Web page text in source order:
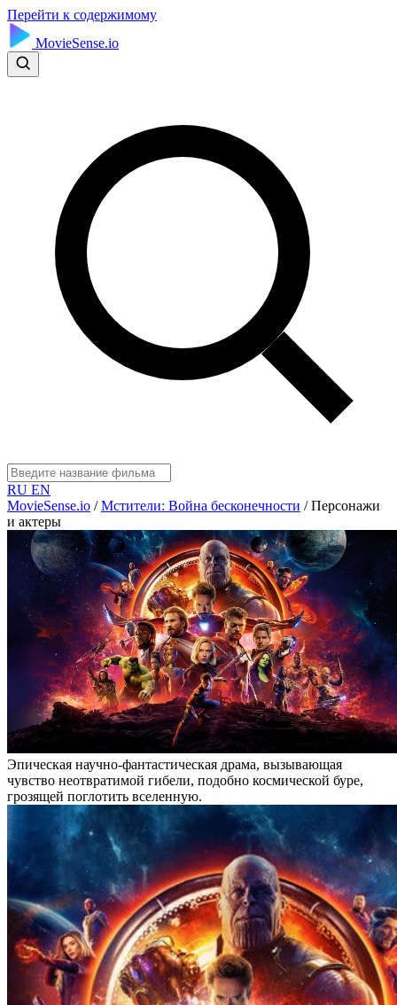
Перейти к содержимому
MovieSense.io
RU EN
MovieSense.io / Мстители: Война бесконечности / Персонажи
и актеры
Эпическая научно-фантастическая драма, вызывающая
чувство неотвратимой гибели, подобно космической буре,
грозящей поглотить вселенную.